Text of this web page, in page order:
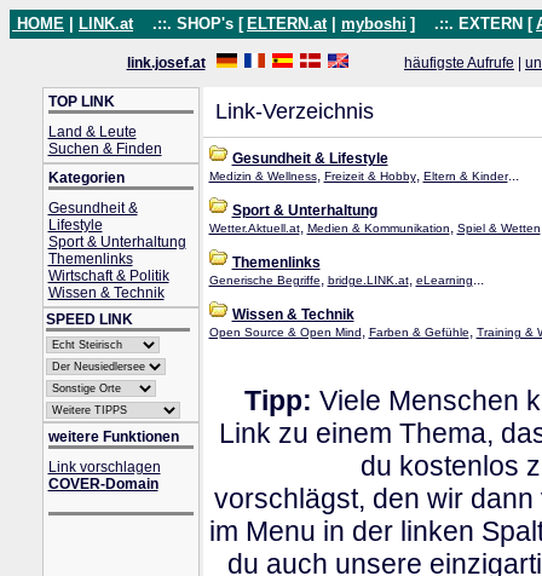
HOME LINK.at .::. SHOP's [ ELTERN.at myboshi ] .::. EXTERN [
link.josef.at häufigste Aufrufe
TOP LINK
Land & Leute
Suchen & Finden
Kategorien
Gesundheit &
Lifestyle
Sport & Unterhaltung
Themenlinks
Wirtschaft & Politik
Wissen & Technik
SPEED LINK
weitere Funktionen
Link vorschlagen
COVER-Domain
Link-Verzeichnis
Gesundheit & Lifestyle
Medizin & Wellness, Freizeit & Hobby, Eltern & Kinder...
Sport & Unterhaltung
Wetter.Aktuell.at, Medien & Kommunikation, Spiel & Wetten
Themenlinks
Generische Begriffe, bridge.LINK.at, eLearning...
Wissen & Technik
Open Source & Open Mind, Farben & Gefühle, Training &
Tipp: Viele Menschen
Link zu einem Thema,
du kostenlos
vorschlägst, den wir
im Menu in der linken
du auch unsere